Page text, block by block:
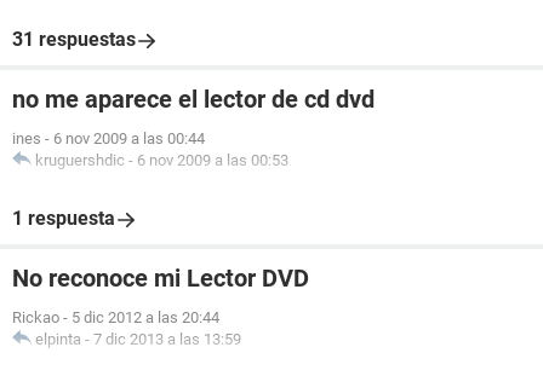
31 respuestas
no me aparece el lector de cd dvd
ines - 6 nov 2009 a las 00:44
kruguershdic - 6 nov 2009 a las 00:53
1 respuesta
No reconoce mi Lector DVD
Rickao - 5 dic 2012 a las 20:44
elpinta - 7 dic 2013 a las 13:59